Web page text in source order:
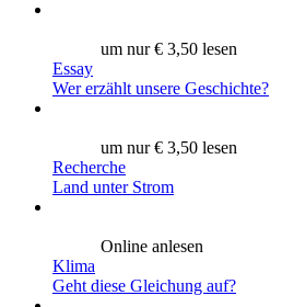
um nur € 3,50 lesen
Essay
Wer erzählt unsere Geschichte?
um nur € 3,50 lesen
Recherche
Land unter Strom
Online anlesen
Klima
Geht diese Gleichung auf?